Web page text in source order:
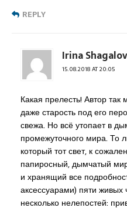
REPLY
Irina
15.08.2018 AT 20:05
Какая прелесть! Автор так
даже старость под его
свежа. Но всё утопает в
промежуточного мира. То
который тот свет, к
папиросный, дымчатый
и хранящий все
аксессуарами) пяти живых
несколько нелепостей: